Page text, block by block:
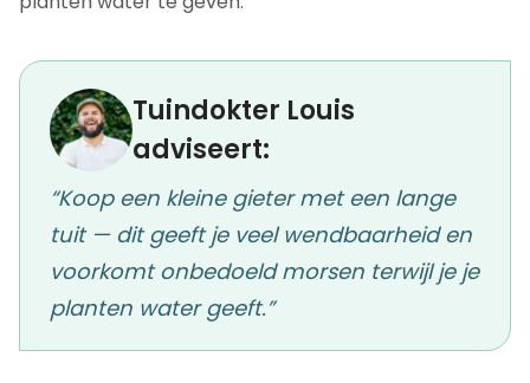
Tuindokter Louis
adviseert:
“Koop een kleine gieter met een lange
tuit — dit geeft je veel wendbaarheid en
voorkomt onbedoeld morsen terwijl je je
planten water geeft.”